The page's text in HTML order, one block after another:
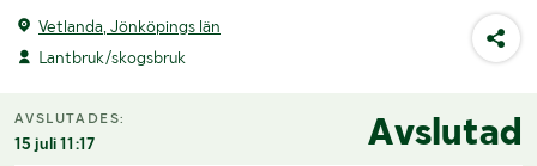
Vetlanda, Jönköpings län
Lantbruk/skogsbruk
AVSLUTADES:
15 juli 11:17 Avslutad